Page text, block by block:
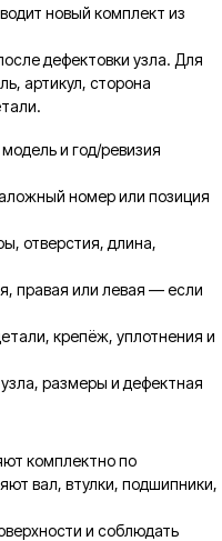
новый комплект из
дефектовки узла. Для
артикул, сторона
и год/ревизия
номер или позиция
отверстия, длина,
правая или левая — если
крепёж, уплотнения и
размеры и дефектная
комплектно по
вал, втулки, подшипники,
и соблюдать